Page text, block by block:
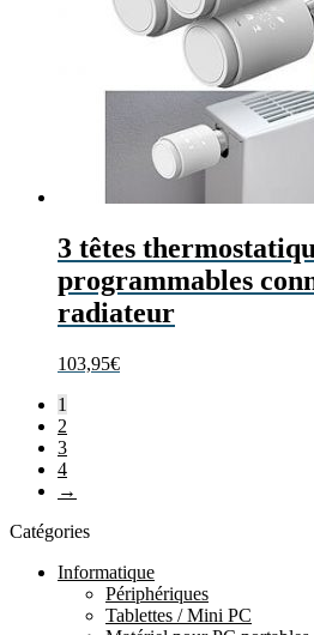
3 têtes
programmables
radiateur
103,95€
1
2
3
4
→
Catégories
Informatique
Périphériques
Tablettes / Mini PC